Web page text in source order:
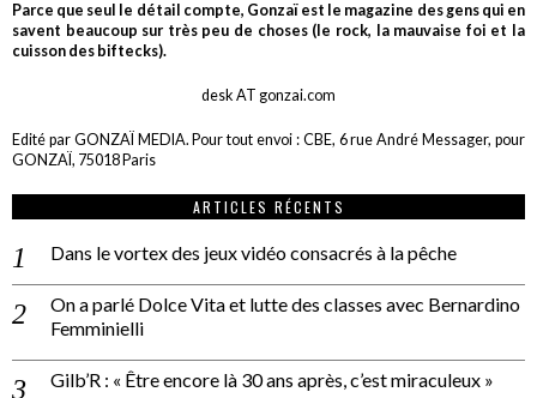
Parce que seul le détail compte, Gonzaï est le magazine des gens qui en
savent beaucoup sur très peu de choses (le rock, la mauvaise foi et la
cuisson des biftecks).
desk AT gonzai.com
Edité par GONZAÏ MEDIA. Pour tout envoi : CBE, 6 rue André Messager, pour
GONZAÏ, 75018 Paris
ARTICLES RÉCENTS
Dans le vortex des jeux vidéo consacrés à la pêche
On a parlé Dolce Vita et lutte des classes avec Bernardino
Femminielli
Gilb’R : « Être encore là 30 ans après, c’est miraculeux »